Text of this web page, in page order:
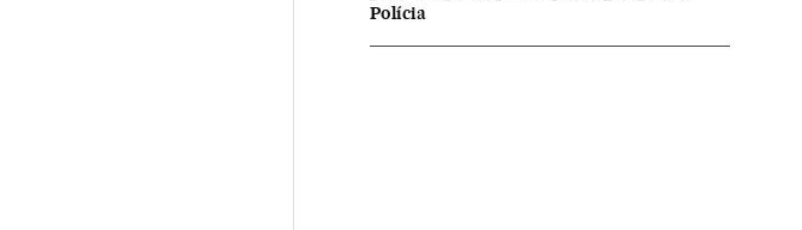
Polícia